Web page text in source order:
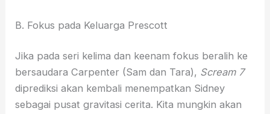
B. Fokus pada Keluarga Prescott
Jika pada seri kelima dan keenam fokus beralih ke
bersaudara Carpenter (Sam dan Tara), Scream 7
diprediksi akan kembali menempatkan Sidney
sebagai pusat gravitasi cerita. Kita mungkin akan